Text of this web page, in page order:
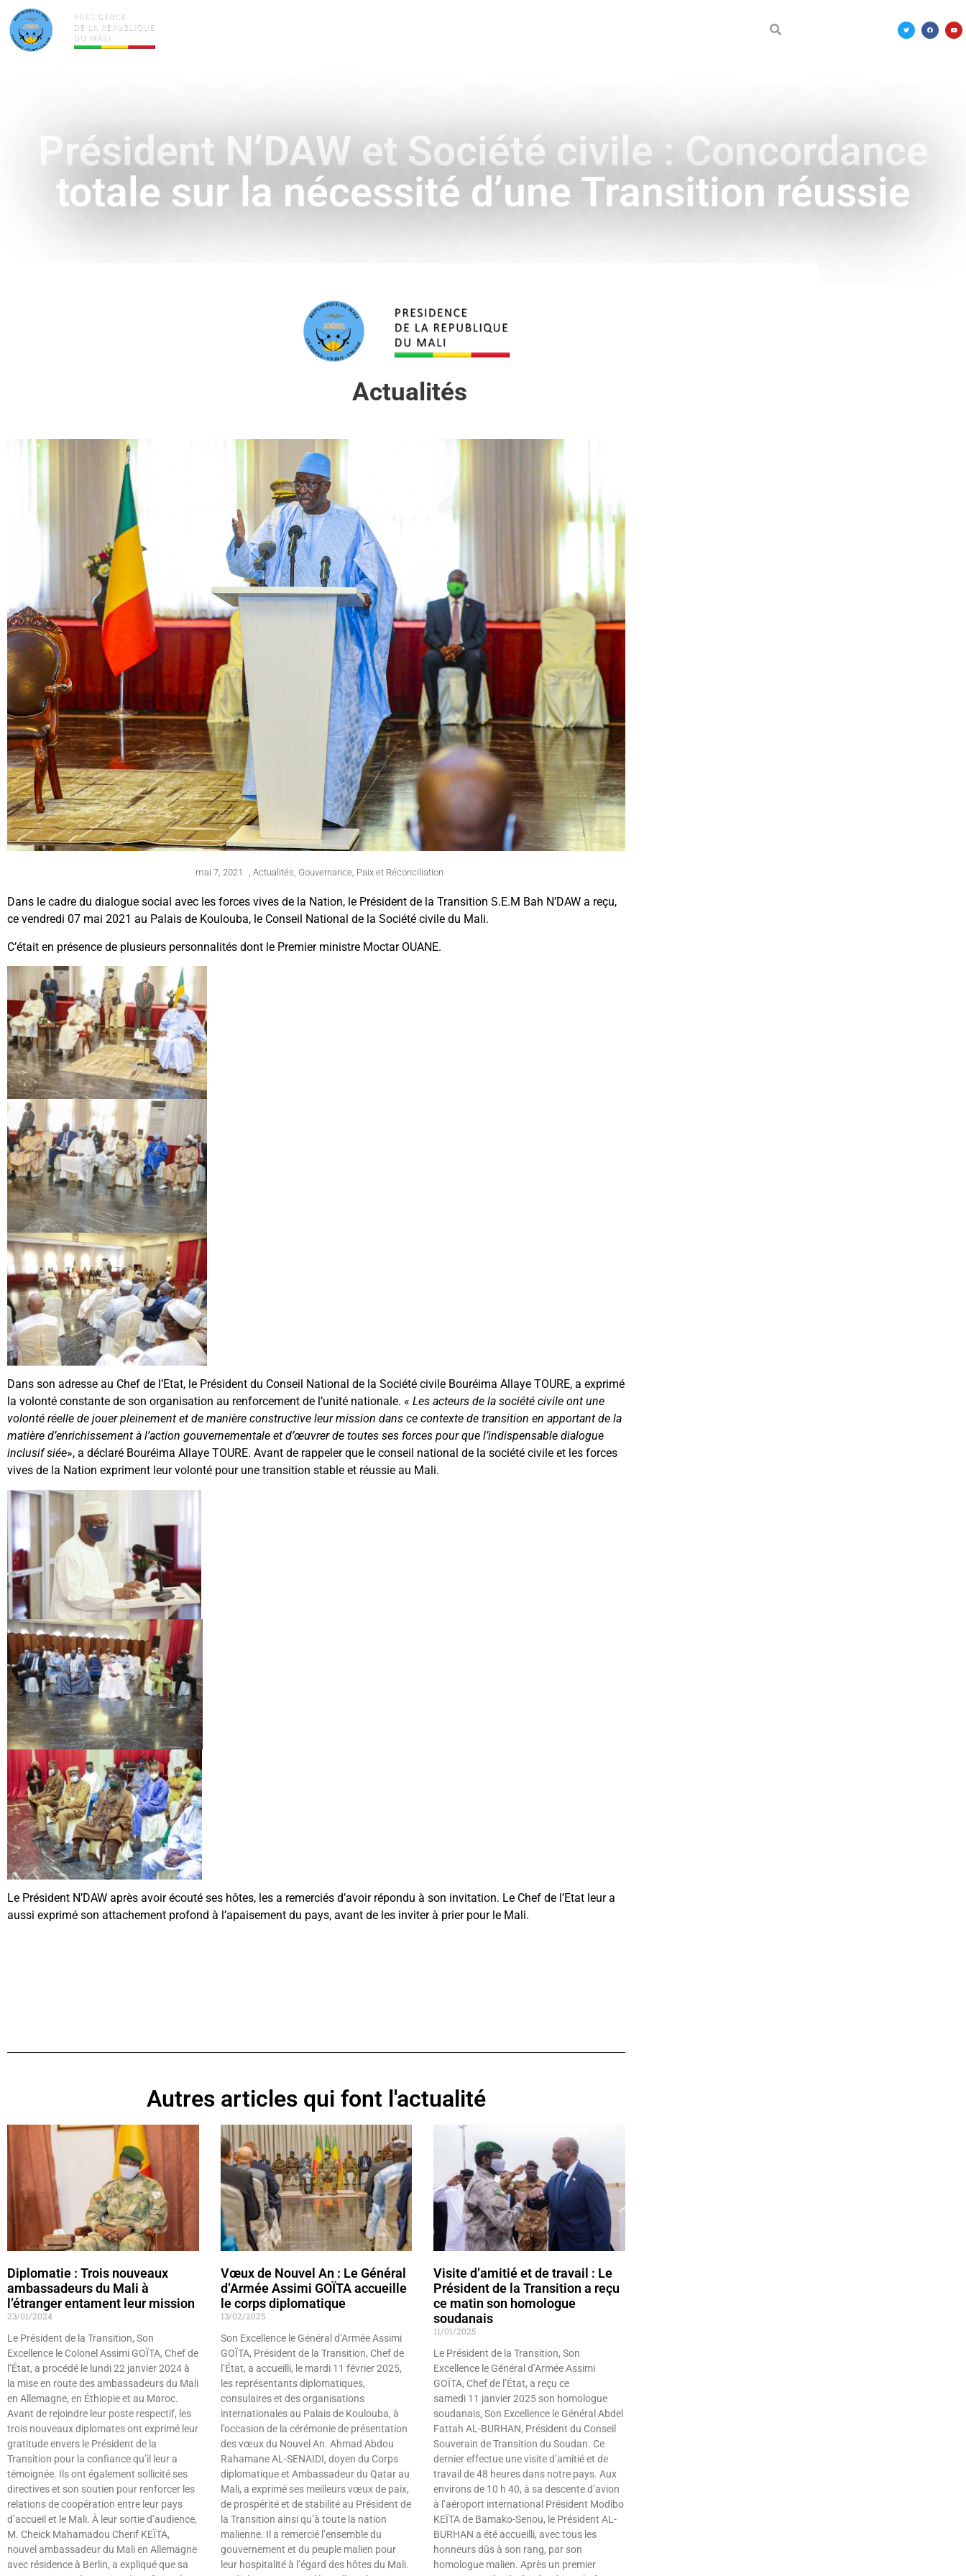
Président N’DAW et Société civile : Concordance
totale sur la nécessité d’une Transition réussie
Actualités
mai 7, 2021 , Actualités, Gouvernance, Paix et Réconciliation
Dans le cadre du dialogue social avec les forces vives de la Nation, le Président de la Transition S.E.M Bah N’DAW a reçu,
ce vendredi 07 mai 2021 au Palais de Koulouba, le Conseil National de la Société civile du Mali.
C’était en présence de plusieurs personnalités dont le Premier ministre Moctar OUANE.
Dans son adresse au Chef de l’Etat, le Président du Conseil National de la Société civile Bouréima Allaye TOURE, a exprimé
la volonté constante de son organisation au renforcement de l’unité nationale. « Les acteurs de la société civile ont une
volonté réelle de jouer pleinement et de manière constructive leur mission dans ce contexte de transition en apportant de la
matière d’enrichissement à l’action gouvernementale et d’œuvrer de toutes ses forces pour que l’indispensable dialogue
inclusif siée», a déclaré Bouréima Allaye TOURE. Avant de rappeler que le conseil national de la société civile et les forces
vives de la Nation expriment leur volonté pour une transition stable et réussie au Mali.
Le Président N’DAW après avoir écouté ses hôtes, les a remerciés d’avoir répondu à son invitation. Le Chef de l’Etat leur a
aussi exprimé son attachement profond à l’apaisement du pays, avant de les inviter à prier pour le Mali.
Autres articles qui font l'actualité
Diplomatie : Trois nouveaux
ambassadeurs du Mali à
l’étranger entament leur mission
23/01/2024
Le Président de la Transition, Son
Excellence le Colonel Assimi GOÏTA, Chef de
l’État, a procédé le lundi 22 janvier 2024 à
la mise en route des ambassadeurs du Mali
en Allemagne, en Éthiopie et au Maroc.
Avant de rejoindre leur poste respectif, les
trois nouveaux diplomates ont exprimé leur
gratitude envers le Président de la
Transition pour la confiance qu’il leur a
témoignée. Ils ont également sollicité ses
directives et son soutien pour renforcer les
relations de coopération entre leur pays
d’accueil et le Mali. À leur sortie d’audience,
M. Cheick Mahamadou Cherif KEÏTA,
nouvel ambassadeur du Mali en Allemagne
avec résidence à Berlin, a expliqué que sa
Vœux de Nouvel An : Le Général
d’Armée Assimi GOÏTA accueille
le corps diplomatique
13/02/2025
Son Excellence le Général d’Armée Assimi
GOÏTA, Président de la Transition, Chef de
l’État, a accueilli, le mardi 11 février 2025,
les représentants diplomatiques,
consulaires et des organisations
internationales au Palais de Koulouba, à
l’occasion de la cérémonie de présentation
des vœux du Nouvel An. Ahmad Abdou
Rahamane AL-SENAIDI, doyen du Corps
diplomatique et Ambassadeur du Qatar au
Mali, a exprimé ses meilleurs vœux de paix,
de prospérité et de stabilité au Président de
la Transition ainsi qu’à toute la nation
malienne. Il a remercié l’ensemble du
gouvernement et du peuple malien pour
leur hospitalité à l’égard des hôtes du Mali.
Visite d’amitié et de travail : Le
Président de la Transition a reçu
ce matin son homologue
soudanais
11/01/2025
Le Président de la Transition, Son
Excellence le Général d’Armée Assimi
GOÏTA, Chef de l’État, a reçu ce
samedi 11 janvier 2025 son homologue
soudanais, Son Excellence le Général Abdel
Fattah AL-BURHAN, Président du Conseil
Souverain de Transition du Soudan. Ce
dernier effectue une visite d’amitié et de
travail de 48 heures dans notre pays. Aux
environs de 10 h 40, à sa descente d’avion
à l’aéroport international Président Modibo
KEÏTA de Bamako-Senou, le Président AL-
BURHAN a été accueilli, avec tous les
honneurs dûs à son rang, par son
homologue malien. Après un premier